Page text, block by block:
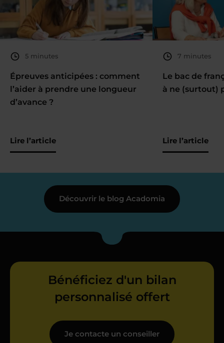
5 minutes
Épreuves anticipées : comment
l’aider à prendre une longueur
d’avance ?
Lire l’article
7 minutes
Le bac de
à ne (surtout)
Lire l’article
Découvrir le blog Acadomia
Bénéficiez d'un bilan
personnalisé offert
Je contacte un conseiller